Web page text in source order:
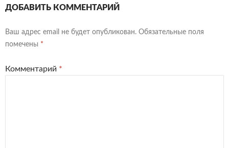
ДОБАВИТЬ КОММЕНТАРИЙ
Ваш адрес email не будет опубликован. Обязательные поля
помечены *
Комментарий *